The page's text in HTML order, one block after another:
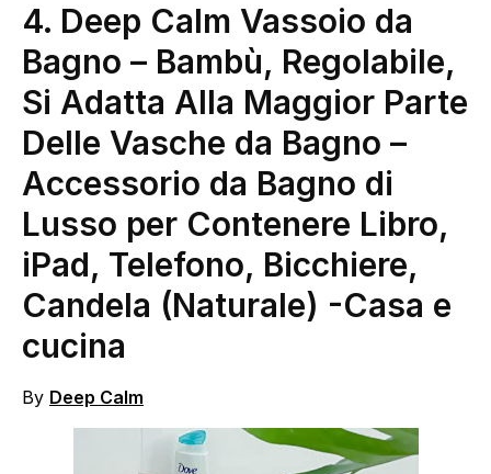
4. Deep Calm Vassoio da
Bagno – Bambù, Regolabile,
Si Adatta Alla Maggior Parte
Delle Vasche da Bagno –
Accessorio da Bagno di
Lusso per Contenere Libro,
iPad, Telefono, Bicchiere,
Candela (Naturale) -Casa e
cucina
By Deep Calm